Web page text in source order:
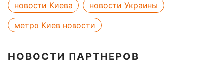
новости Киева
новости Украины
метро Киев новости
НОВОСТИ ПАРТНЕРОВ